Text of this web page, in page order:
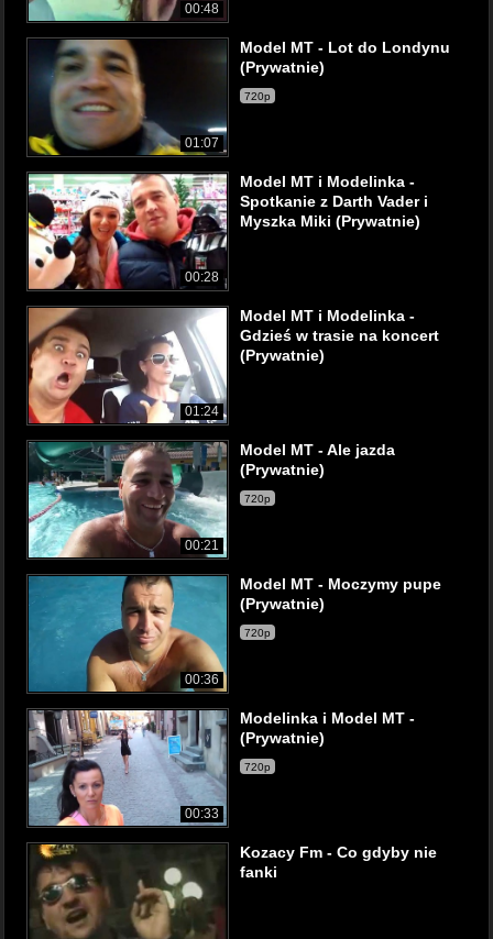
00:48
01:07
Model MT - Lot do Londynu
(Prywatnie)
720p
00:28
Model MT i Modelinka -
Spotkanie z Darth Vader i
Myszka Miki (Prywatnie)
01:24
Model MT i Modelinka -
Gdzieś w trasie na koncert
(Prywatnie)
00:21
Model MT - Ale jazda
(Prywatnie)
720p
00:36
Model MT - Moczymy pupe
(Prywatnie)
720p
00:33
Modelinka i Model MT -
(Prywatnie)
720p
Kozacy Fm - Co gdyby nie
fanki